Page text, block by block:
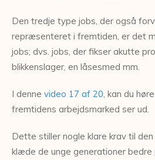
Den tredje type jobs, der også
repræsenteret i fremtiden, er det
jobs; dvs. jobs, der fikser akutte
blikkenslager, en låsesmed mm.
I denne video 17 af 20 , kan du
fremtidens arbejdsmarked ser ud.
Dette stiller nogle klare krav til
klæde de unge generationer bedre